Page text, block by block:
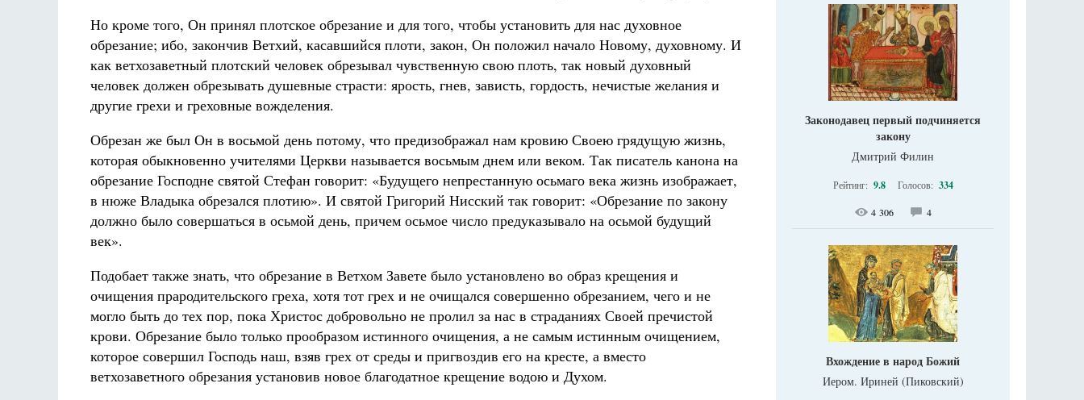
Но кроме того, Он принял плотское обрезание и для того, чтобы установить для нас духовное
обрезание; ибо, закончив Ветхий, касавшийся плоти, закон, Он положил начало Новому, духовному. И
как ветхозаветный плотский человек обрезывал чувственную свою плоть, так новый духовный
человек должен обрезывать душевные страсти: ярость, гнев, зависть, гордость, нечистые желания и
другие грехи и греховные вожделения.
Обрезан же был Он в восьмой день потому, что предизображал нам кровию Своею грядущую жизнь,
которая обыкновенно учителями Церкви называется восьмым днем или веком. Так писатель канона на
обрезание Господне святой Стефан говорит: «Будущего непрестанную осьмаго века жизнь изображает,
в нюже Владыка обрезался плотию». И святой Григорий Нисский так говорит: «Обрезание по закону
должно было совершаться в осьмой день, причем осьмое число предуказывало на осьмой будущий
век».
Подобает также знать, что обрезание в Ветхом Завете было установлено во образ крещения и
очищения прародительского греха, хотя тот грех и не очищался совершенно обрезанием, чего и не
могло быть до тех пор, пока Христос добровольно не пролил за нас в страданиях Своей пречистой
крови. Обрезание было только прообразом истинного очищения, а не самым истинным очищением,
которое совершил Господь наш, взяв грех от среды и пригвоздив его на кресте, а вместо
ветхозаветного обрезания установив новое благодатное крещение водою и Духом.
Законодавец первый подчиняется
закону
Дмитрий Филин
Рейтинг: 9.8 Голосов: 334
4 306 4
Вхождение в народ Божий
Иером. Ириней (Пиковский)